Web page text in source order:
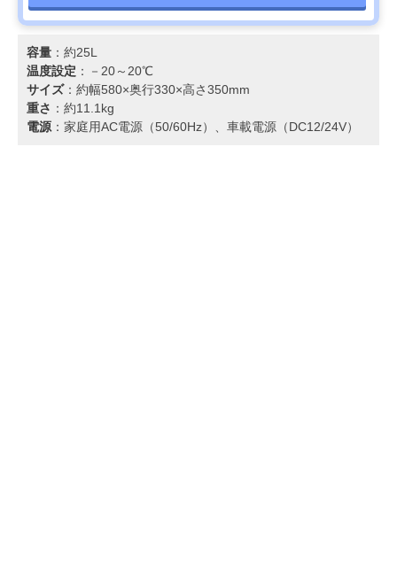
容量 ：約25L
温度設定 ：－20～20℃
サイズ：約幅580×奥行330×高さ350mm
重さ ：約11.1kg
電源：家庭用AC電源（50/60Hz）、車載電源（DC12/24V）